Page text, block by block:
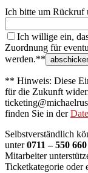
Ich bitte um Rückruf
Ich willige ein,
Zuordnung für
werden.**
** Hinweis: Diese
für die Zukunft
finden Sie in der
Selbstverständlich
unter0711 – 550
Mitarbeiter
Ticketkategorie oder